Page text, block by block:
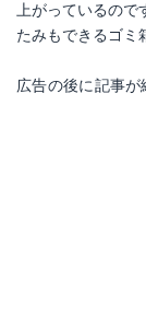
上がっているので
たみもできるゴミ
広告の後に記事が